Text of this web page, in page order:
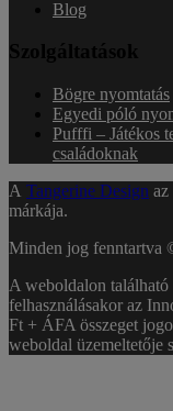
Blog
Szolgáltatások
Bögre nyomtatás
Egyedi póló
Pufffi – Játékos
családoknak
A Tangerine Design
márkája.
Minden jog fenntartva
A weboldalon
felhasználásakor az
Ft + ÁFA összeget
weboldal üzemeltetője